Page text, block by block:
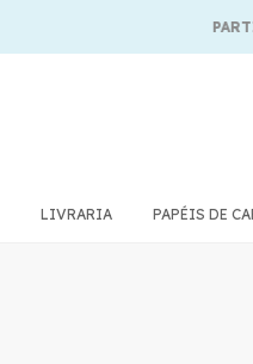
LIVRARIA PAPÉIS DE